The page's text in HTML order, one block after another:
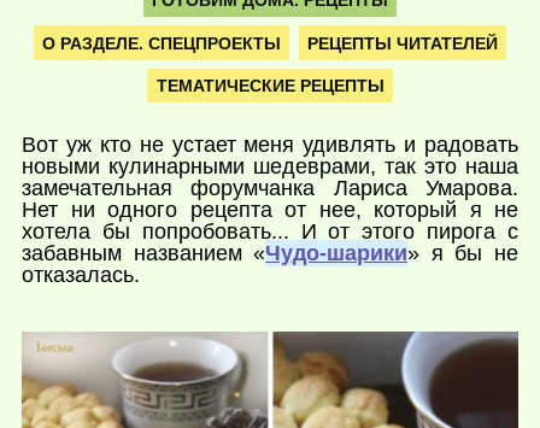
О РАЗДЕЛЕ. СПЕЦПРОЕКТЫ РЕЦЕПТЫ ЧИТАТЕЛЕЙ
ТЕМАТИЧЕСКИЕ РЕЦЕПТЫ
Вот уж кто не устает меня удивлять и радовать
новыми кулинарными шедеврами, так это наша
замечательная форумчанка Лариса Умарова.
Нет ни одного рецепта от нее, который я не
хотела бы попробовать... И от этого пирога с
забавным названием «Чудо-шарики» я бы не
отказалась.